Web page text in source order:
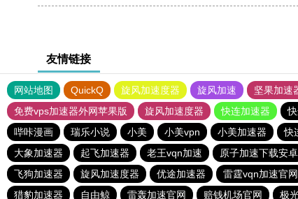
友情链接
网站地图 QuickQ 旋风加速度器 旋风加速 坚果加速
免费vps加速器外网苹果版
旋风加速度器 快连加速器
哔咔漫画
瑞乐小说 小美 小美vpn 小美加速器 快
大象加速器
起飞加速器 老王vqn加速 原子加速下载安卓
飞狗加速器
旋风加速度器 优途加速器 雷霆vqn加速官网
猎豹加速器
自由鲸 雷轰加速官网 赔钱机场官网 极